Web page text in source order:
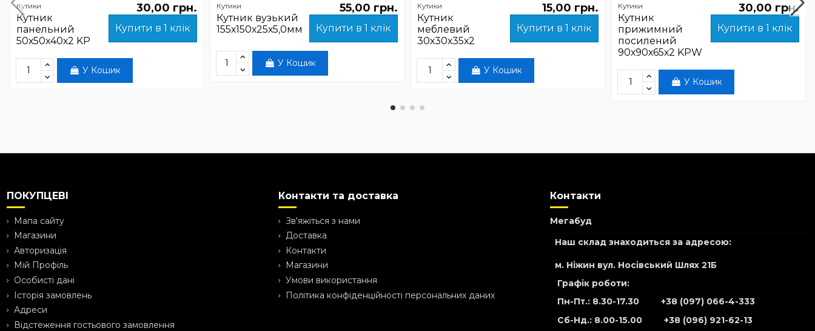
Кутики
Кутник
панельний
50х50х40х2 KP
30,00 грн.
Купити в 1 клік
У Кошик
Кутики
Кутник вузький
155х150х25х5,0мм
55,00 грн.
Купити в 1 клік
У Кошик
Кутики
Кутник
меблевий
30х30х35х2
15,00 грн.
Купити в 1 клік
У Кошик
Кутики
Кутник
прижимний
посилений
90х90х65х2 KPW
30,00 грн.
Купити в 1 клік
У Кошик
ПОКУПЦЕВІ
Мапа сайту
Магазини
Авторизація
Мій Профіль
Особисті дані
Історія замовлень
Адреси
Відстеження гостьового замовлення
Контакти та доставка
Зв'яжіться з нами
Доставка
Контакти
Магазини
Умови використання
Політика конфіденційності персональних даних
Контакти
Мегабуд
Наш склад знаходиться за адресою:
м. Ніжин вул. Носівський Шлях 21Б
Графік роботи:
Пн-Пт.: 8.30-17.30 +38 (097) 066-4-333
Сб-Нд.: 8.00-15.00 +38 (096) 921-62-13